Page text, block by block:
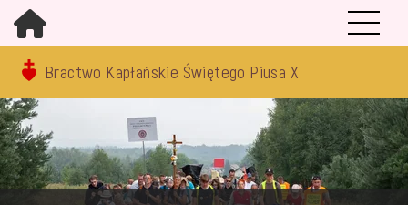
Bractwo Kapłańskie Świętego Piusa X